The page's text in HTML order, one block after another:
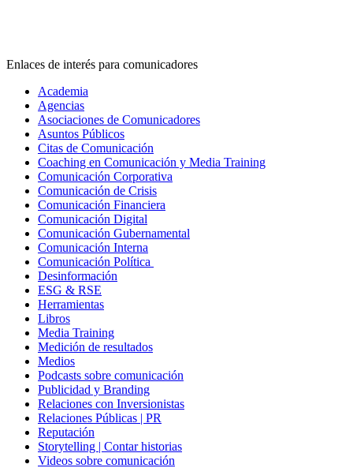
Enlaces de interés para comunicadores
Academia
Agencias
Asociaciones de Comunicadores
Asuntos Públicos
Citas de Comunicación
Coaching en Comunicación y Media Training
Comunicación Corporativa
Comunicación de Crisis
Comunicación Financiera
Comunicación Digital
Comunicación Gubernamental
Comunicación Interna
Comunicación Política
Desinformación
ESG & RSE
Herramientas
Libros
Media Training
Medición de resultados
Medios
Podcasts sobre comunicación
Publicidad y Branding
Relaciones con Inversionistas
Relaciones Públicas | PR
Reputación
Storytelling | Contar historias
Videos sobre comunicación